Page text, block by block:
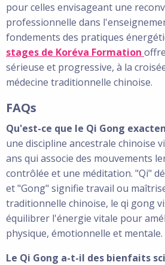
pour celles envisageant une
professionnelle dans
fondements des pratiques
stages de Koréva Formation
sérieuse et progressive, à la
médecine traditionnelle chinoise.
FAQs
Qu'est-ce que le Qi Gong
une discipline ancestrale chinoise
ans qui associe des mouvements
contrôlée et une méditation. "Qi"
et "Gong" signifie travail ou
traditionnelle chinoise, le qi gong
équilibrer l'énergie vitale pour
physique, émotionnelle et mentale.
Le Qi Gong a-t-il des bienfaits